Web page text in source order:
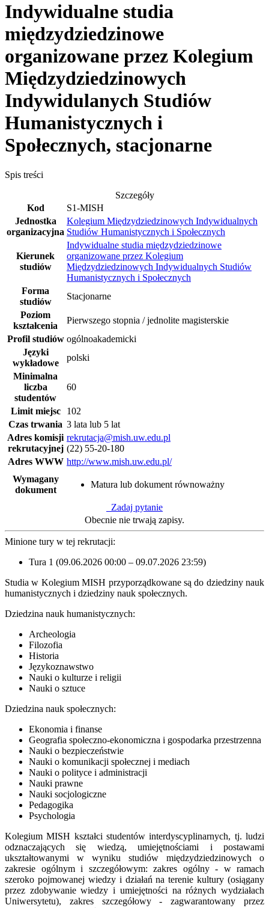
Indywidualne studia
międzydziedzinowe
organizowane przez Kolegium
Międzydziedzinowych
Indywidulanych Studiów
Humanistycznych i
Społecznych, stacjonarne
Spis treści
Szczegóły
Kod
S1-MISH
Jednostka
organizacyjna
Kolegium Międzydziedzinowych Indywidualnych
Studiów Humanistycznych i Społecznych
Kierunek
studiów
Indywidualne studia międzydziedzinowe
organizowane przez Kolegium
Międzydziedzinowych Indywidualnych Studiów
Humanistycznych i Społecznych
Forma
studiów
Stacjonarne
Poziom
kształcenia
Pierwszego stopnia / jednolite magisterskie
Profil studiów ogólnoakademicki
Języki
wykładowe
polski
Minimalna
liczba
studentów
60
Limit miejsc
102
Czas trwania 3 lata lub 5 lat
Adres komisji
rekrutacyjnej
rekrutacja@mish.uw.edu.pl
(22) 55-20-180
Adres WWW http://www.mish.uw.edu.pl/
Wymagany
dokument
Matura lub dokument równoważny
Zadaj pytanie
Obecnie nie trwają zapisy.
Minione tury w tej rekrutacji:
Tura 1 (09.06.2026 00:00 – 09.07.2026 23:59)
Studia w Kolegium MISH przyporządkowane są do dziedziny nauk
humanistycznych i dziedziny nauk społecznych.
Dziedzina nauk humanistycznych:
Archeologia
Filozofia
Historia
Językoznawstwo
Nauki o kulturze i religii
Nauki o sztuce
Dziedzina nauk społecznych:
Ekonomia i finanse
Geografia społeczno-ekonomiczna i gospodarka przestrzenna
Nauki o bezpieczeństwie
Nauki o komunikacji społecznej i mediach
Nauki o polityce i administracji
Nauki prawne
Nauki socjologiczne
Pedagogika
Psychologia
Kolegium MISH kształci studentów interdyscyplinarnych, tj. ludzi
odznaczających się wiedzą, umiejętnościami i postawami
ukształtowanymi w wyniku studiów międzydziedzinowych o
zakresie ogólnym i szczegółowym: zakres ogólny - w ramach
szeroko pojmowanej wiedzy i działań na terenie kultury (osiągany
przez zdobywanie wiedzy i umiejętności na różnych wydziałach
Uniwersytetu), zakres szczegółowy - zagwarantowany przez